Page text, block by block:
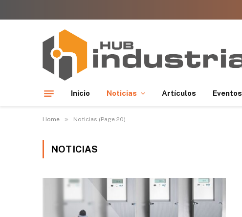
Inicio Noticias Artículos Eventos
Home » Noticias (Page 20)
NOTICIAS